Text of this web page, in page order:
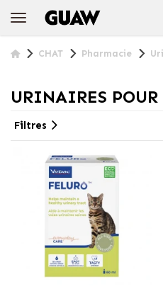
CHAT Pharmacie
URINAIRES POUR
Filtres